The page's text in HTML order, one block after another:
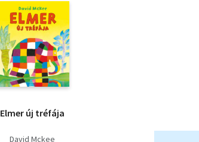
Elmer új tréfája
David Mckee